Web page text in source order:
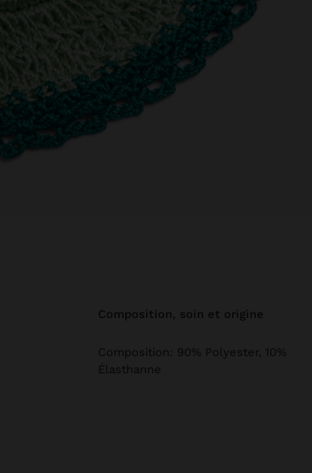
composition, soin et origine
Composition: 90% Polyester, 10%
Élasthanne